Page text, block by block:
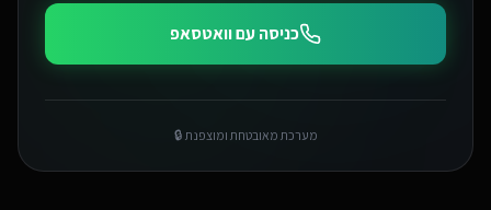
כניסה עם וואטסאפ
מערכת מאובטחת ומוצפנת 🔒